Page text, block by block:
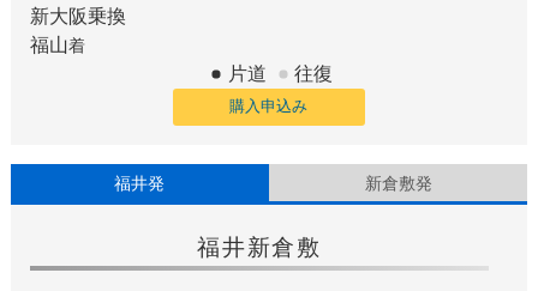
新大阪乗換
福山着
片道 往復
購入申込み
福井発 新倉敷発
福井新倉敷